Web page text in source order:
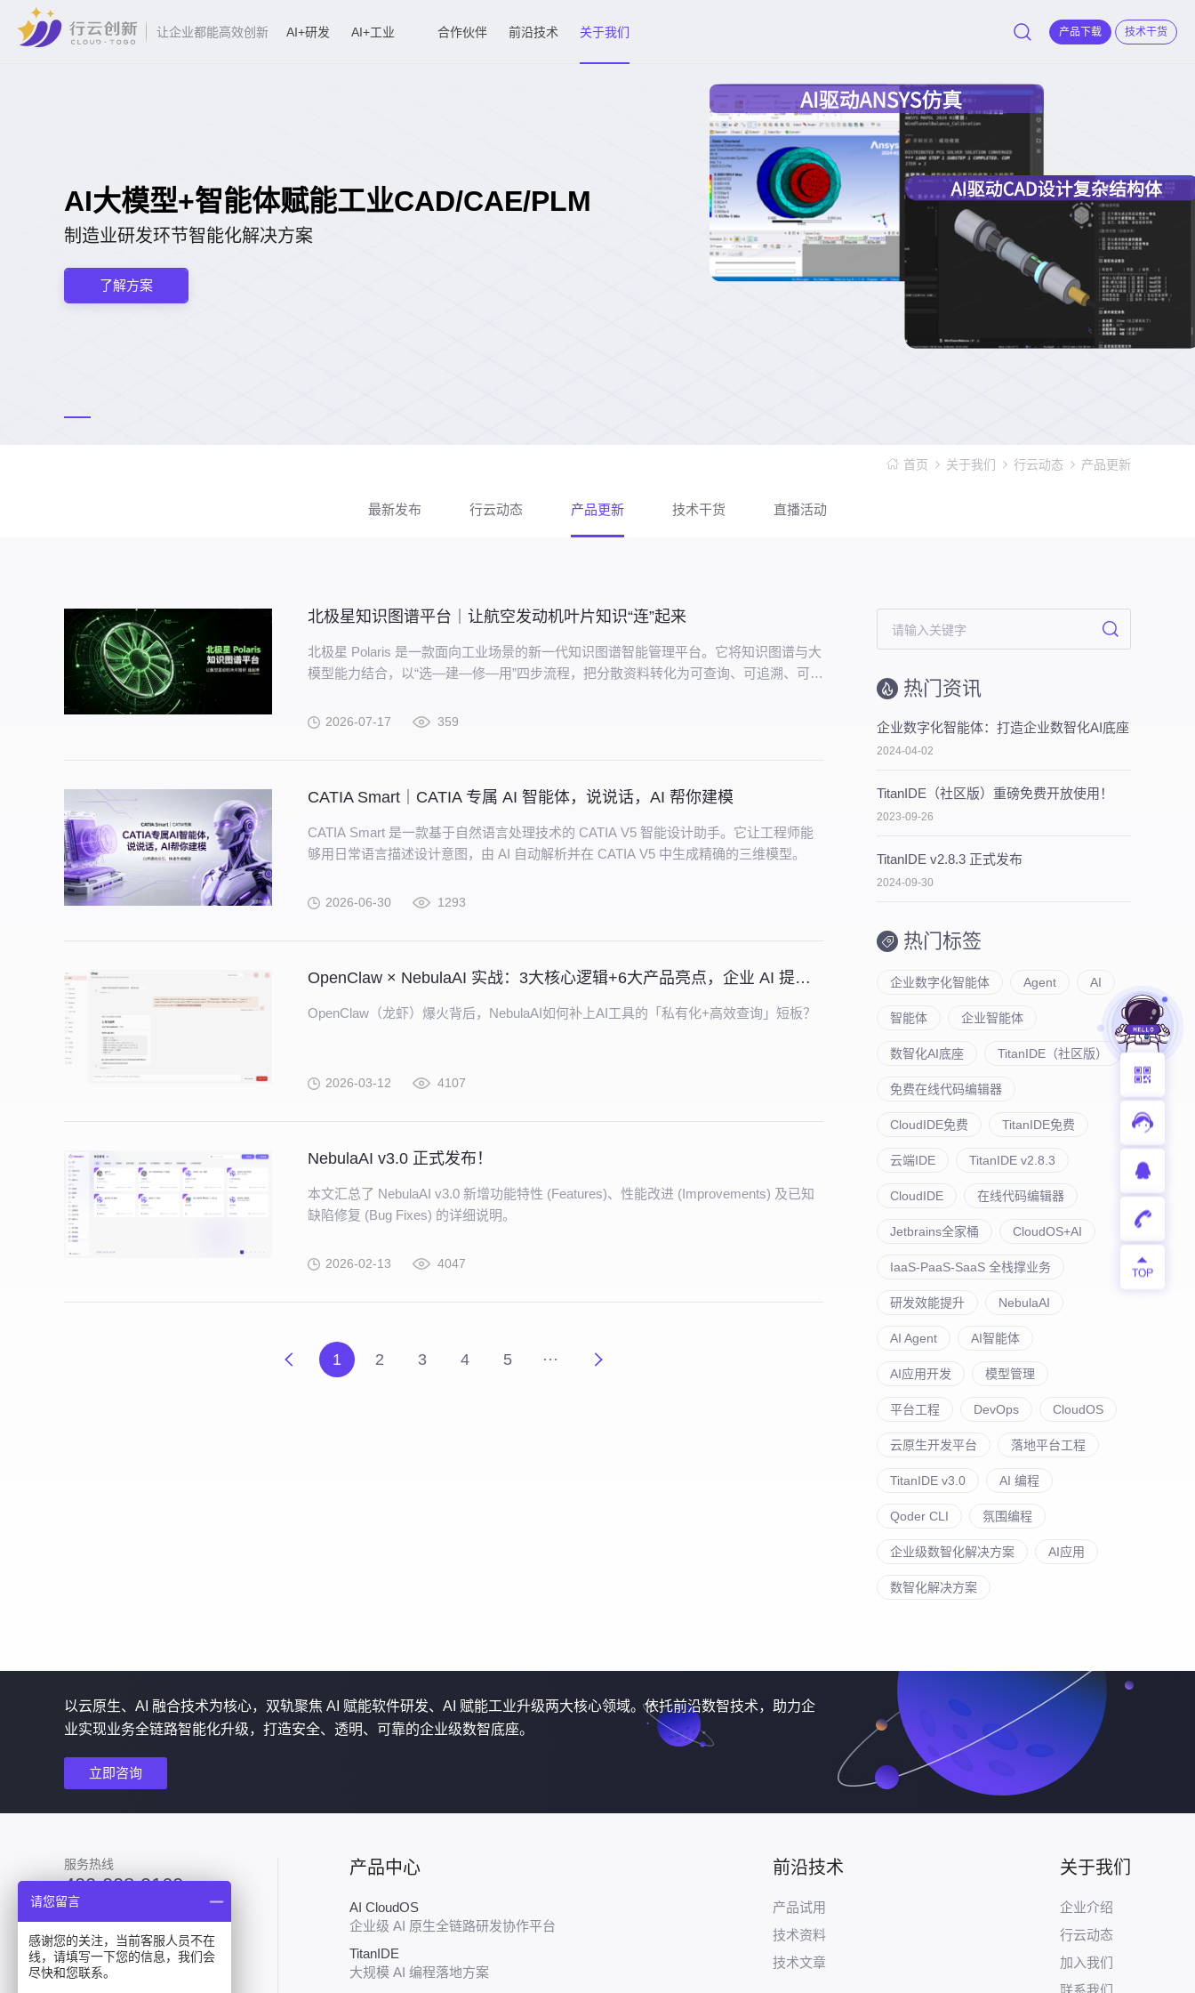
让企业都能高效创新 产品下载 技术干货
AI+研发 AI+工业 合作伙伴 前沿技术 关于我们
AI大模型+智能体赋能工业CAD/CAE/PLM
制造业研发环节智能化解决方案
了解方案
首页 关于我们 行云动态 产品更新
最新发布 行云动态 产品更新 技术干货 直播活动
北极星知识图谱平台｜让航空发动机叶片知识“连”起来
北极星 Polaris 是一款面向工业场景的新一代知识图谱智能管理平台。它将知识图谱与大
模型能力结合，以“选—建—修—用”四步流程，把分散资料转化为可查询、可追溯、可持
2026-07-17 359
CATIA Smart｜CATIA 专属 AI 智能体，说说话，AI 帮你建模
CATIA Smart 是一款基于自然语言处理技术的 CATIA V5 智能设计助手。它让工程师能
够用日常语言描述设计意图，由 AI 自动解析并在 CATIA V5 中生成精确的三维模型。
2026-06-30 1293
OpenClaw × NebulaAI 实战：3大核心逻辑+6大产品亮点，企业 AI 提效必看
OpenClaw（龙虾）爆火背后，NebulaAI如何补上AI工具的「私有化+高效查询」短板？
2026-03-12 4107
NebulaAI v3.0 正式发布！
本文汇总了 NebulaAI v3.0 新增功能特性 (Features)、性能改进 (Improvements) 及已知
缺陷修复 (Bug Fixes) 的详细说明。
2026-02-13 4047
1 2 3 4 5 ···
热门资讯
企业数字化智能体：打造企业数智化AI底座
2024-04-02
TitanIDE（社区版）重磅免费开放使用！
2023-09-26
TitanIDE v2.8.3 正式发布
2024-09-30
热门标签
企业数字化智能体 Agent AI
智能体 企业智能体
数智化AI底座 TitanIDE（社区版）
免费在线代码编辑器
CloudIDE免费 TitanIDE免费
云端IDE TitanIDE v2.8.3
CloudIDE 在线代码编辑器
Jetbrains全家桶 CloudOS+AI
IaaS-PaaS-SaaS 全栈撑业务
研发效能提升 NebulaAI
AI Agent AI智能体
AI应用开发 模型管理
平台工程 DevOps CloudOS
云原生开发平台 落地平台工程
TitanIDE v3.0 AI 编程
Qoder CLI 氛围编程
企业级数智化解决方案 AI应用
数智化解决方案
以云原生、AI 融合技术为核心，双轨聚焦 AI 赋能软件研发、AI 赋能工业升级两大核心领域。依托前沿数智技术，助力企
业实现业务全链路智能化升级，打造安全、透明、可靠的企业级数智底座。
立即咨询
服务热线
400-008-9160
产品中心
AI CloudOS
企业级 AI 原生全链路研发协作平台
TitanIDE
大规模 AI 编程落地方案
前沿技术
产品试用
技术资料
技术文章
关于我们
企业介绍
行云动态
加入我们
联系我们
请您留言
感谢您的关注，当前客服人员不在
线，请填写一下您的信息，我们会
尽快和您联系。